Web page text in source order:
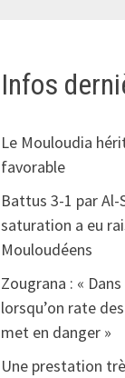
Infos
Le Mouloudia
favorable
Battus 3-1 par Al-
saturation a eu
Mouloudéens
Zougrana : «
lorsqu’on rate
met en danger »
Une prestation